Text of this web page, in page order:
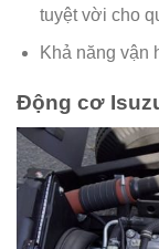
tuyệt vời cho
Khả năng vận
Động cơ